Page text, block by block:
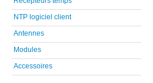
NTP logiciel client
Antennes
Modules
Accessoires